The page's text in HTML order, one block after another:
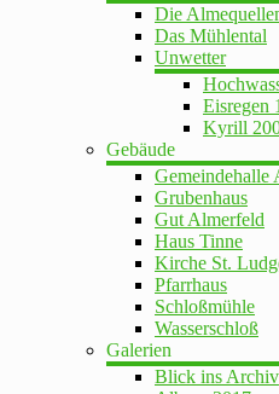
Die
Das Mühlental
Unwetter
Eisregen
Kyrill
Gebäude
Gemeindehalle
Grubenhaus
Gut Almerfeld
Haus Tinne
Kirche St.
Pfarrhaus
Schloßmühle
Wasserschloß
Galerien
Blick ins Archiv